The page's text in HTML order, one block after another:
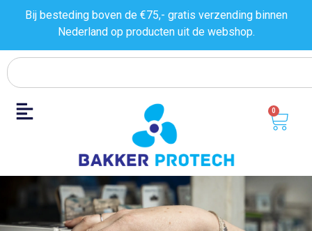
Bij besteding boven de €75,- gratis verzending binnen
Nederland op producten uit de webshop.
0